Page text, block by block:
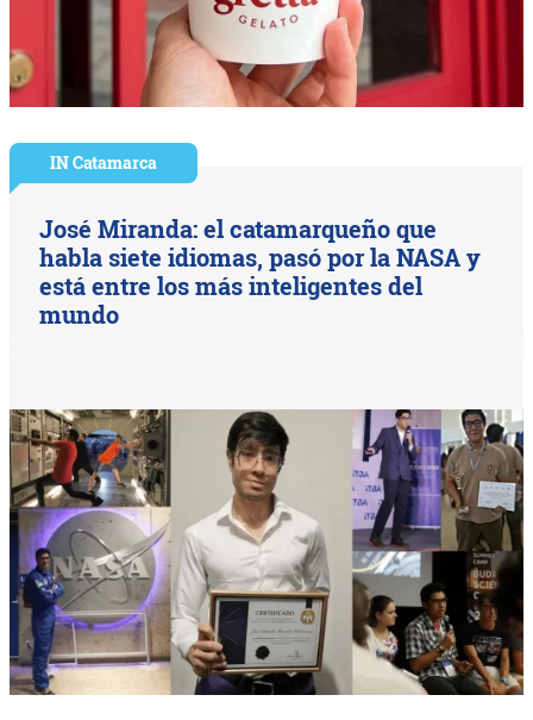
IN Catamarca
José Miranda: el catamarqueño que
habla siete idiomas, pasó por la NASA y
está entre los más inteligentes del
mundo